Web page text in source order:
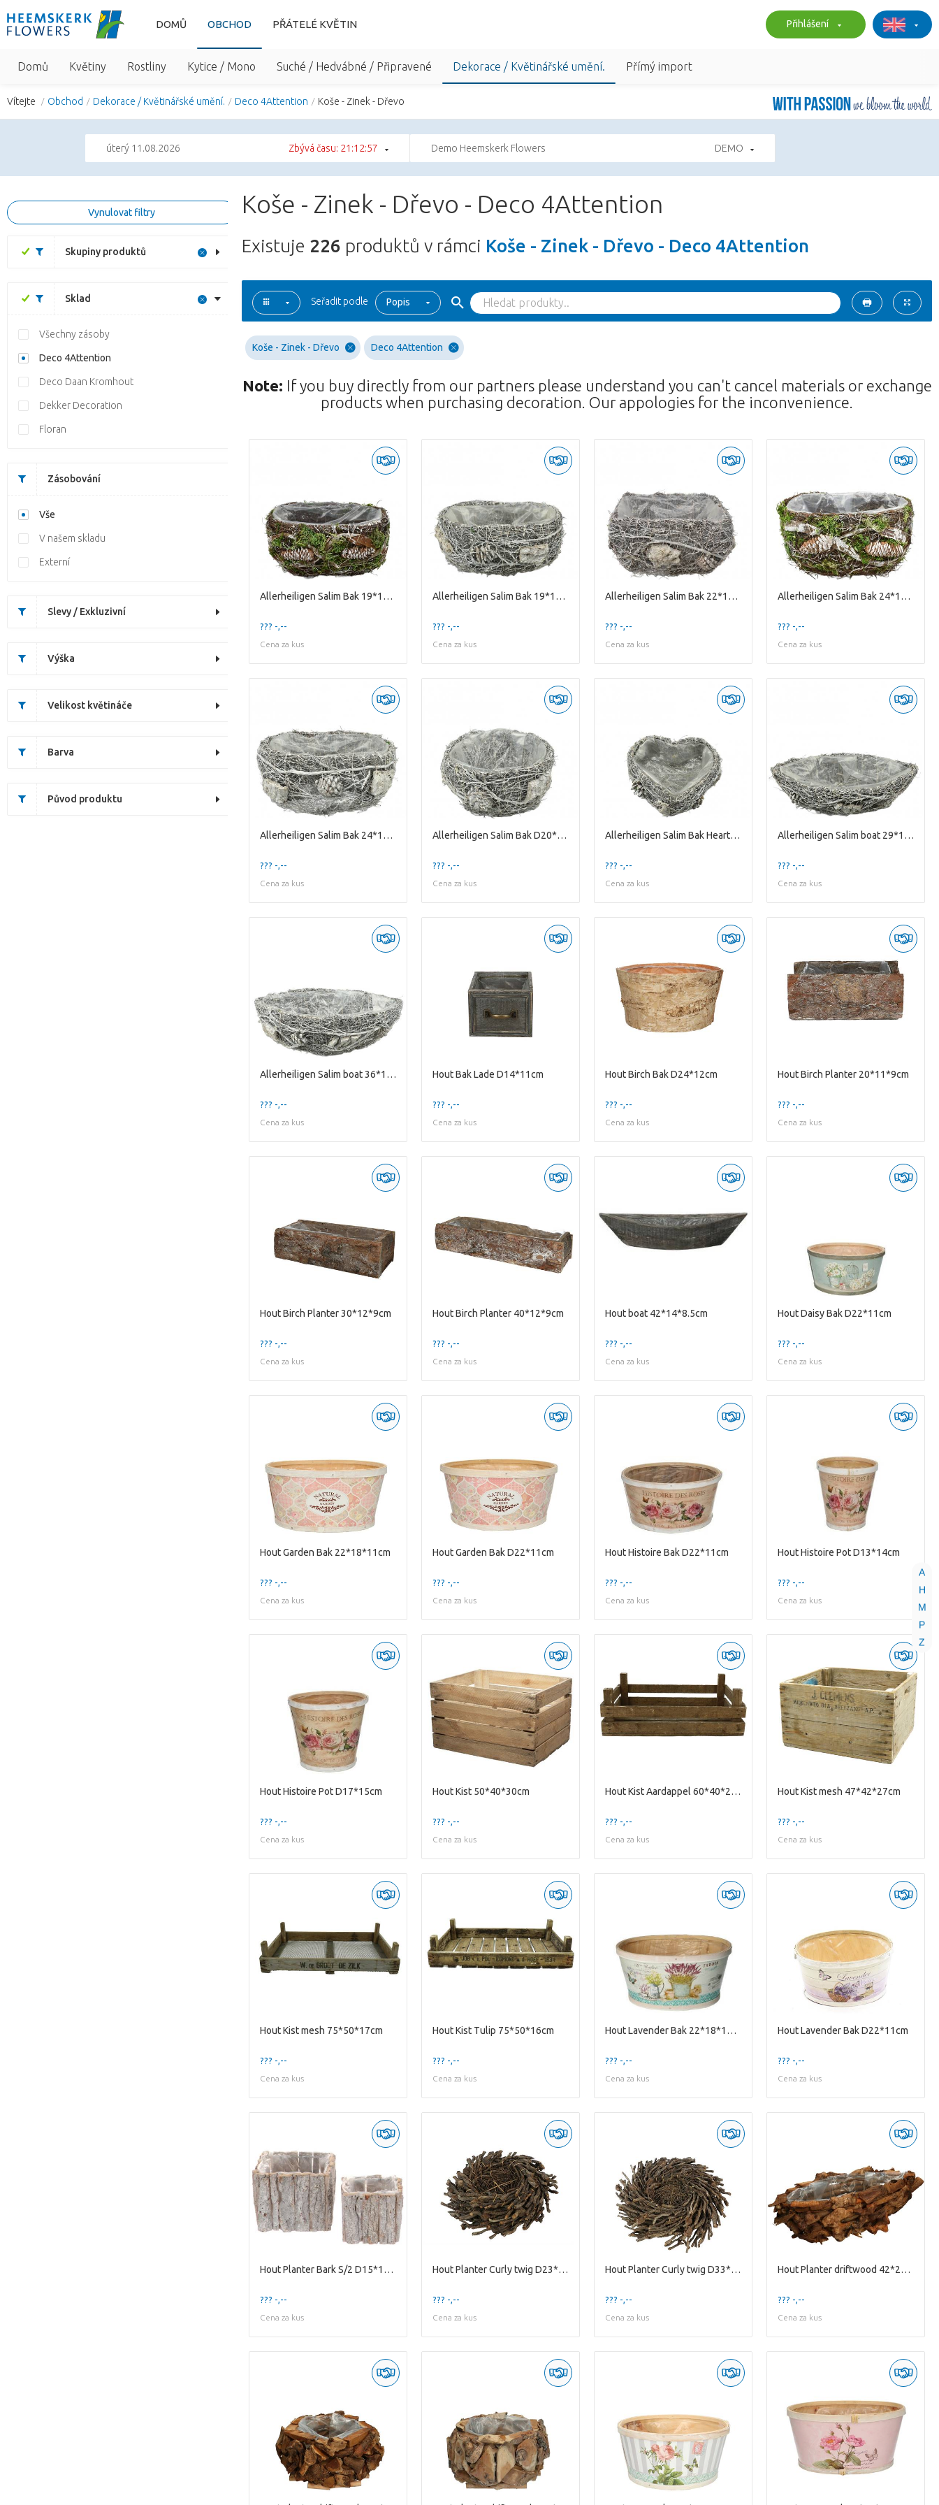
DOMŮ OBCHOD PŘÁTELÉ KVĚTIN Přihlášení
Domů Květiny Rostliny Kytice / Mono Suché / Hedvábné / Připravené Dekorace / Květinářské umění. Přímý import
Vítejte Obchod Dekorace / Květinářské umění. Deco 4Attention Koše - Zinek - Dřevo
úterý 11.08.2026 Zbývá času: 21:12:56 Demo Heemskerk Flowers DEMO
A
H
M
P
Z
Vynulovat filtry
Skupiny produktů
Sklad
Všechny zásoby
Deco 4Attention
Deco Daan Kromhout
Dekker Decoration
Floran
Zásobování
Vše
V našem skladu
Externí
Slevy / Exkluzivní
Výška
Velikost květináče
Barva
Původ produktu
Koše - Zinek - Dřevo - Deco 4Attention
Existuje 226 produktů v rámci Koše - Zinek - Dřevo - Deco 4Attention
Seřadit podle Popis
Koše - Zinek - Dřevo Deco 4Attention
Note: If you buy directly from our partners please understand you can't cancel materials or exchange
products when purchasing decoration. Our appologies for the inconvenience.
Allerheiligen Salim Bak 19*11*10cm
??? -,--
Cena za kus
Allerheiligen Salim Bak 19*11*10cm
??? -,--
Cena za kus
Allerheiligen Salim Bak 22*15*12cm
??? -,--
Cena za kus
Allerheiligen Salim Bak 24*15*12cm
??? -,--
Cena za kus
Allerheiligen Salim Bak 24*15*12cm
??? -,--
Cena za kus
Allerheiligen Salim Bak D20*12cm
??? -,--
Cena za kus
Allerheiligen Salim Bak Heart D18*08cm
??? -,--
Cena za kus
Allerheiligen Salim boat 29*14*07cm
??? -,--
Cena za kus
Allerheiligen Salim boat 36*18*11cm
??? -,--
Cena za kus
Hout Bak Lade D14*11cm
??? -,--
Cena za kus
Hout Birch Bak D24*12cm
??? -,--
Cena za kus
Hout Birch Planter 20*11*9cm
??? -,--
Cena za kus
Hout Birch Planter 30*12*9cm
??? -,--
Cena za kus
Hout Birch Planter 40*12*9cm
??? -,--
Cena za kus
Hout boat 42*14*8.5cm
??? -,--
Cena za kus
Hout Daisy Bak D22*11cm
??? -,--
Cena za kus
Hout Garden Bak 22*18*11cm
??? -,--
Cena za kus
Hout Garden Bak D22*11cm
??? -,--
Cena za kus
Hout Histoire Bak D22*11cm
??? -,--
Cena za kus
Hout Histoire Pot D13*14cm
??? -,--
Cena za kus
Hout Histoire Pot D17*15cm
??? -,--
Cena za kus
Hout Kist 50*40*30cm
??? -,--
Cena za kus
Hout Kist Aardappel 60*40*20cm
??? -,--
Cena za kus
Hout Kist mesh 47*42*27cm
??? -,--
Cena za kus
Hout Kist mesh 75*50*17cm
??? -,--
Cena za kus
Hout Kist Tulip 75*50*16cm
??? -,--
Cena za kus
Hout Lavender Bak 22*18*11cm
??? -,--
Cena za kus
Hout Lavender Bak D22*11cm
??? -,--
Cena za kus
Hout Planter Bark S/2 D15*12cm
??? -,--
Cena za kus
Hout Planter Curly twig D23*6cm
??? -,--
Cena za kus
Hout Planter Curly twig D33*10cm
??? -,--
Cena za kus
Hout Planter driftwood 42*22*14cm
??? -,--
Cena za kus